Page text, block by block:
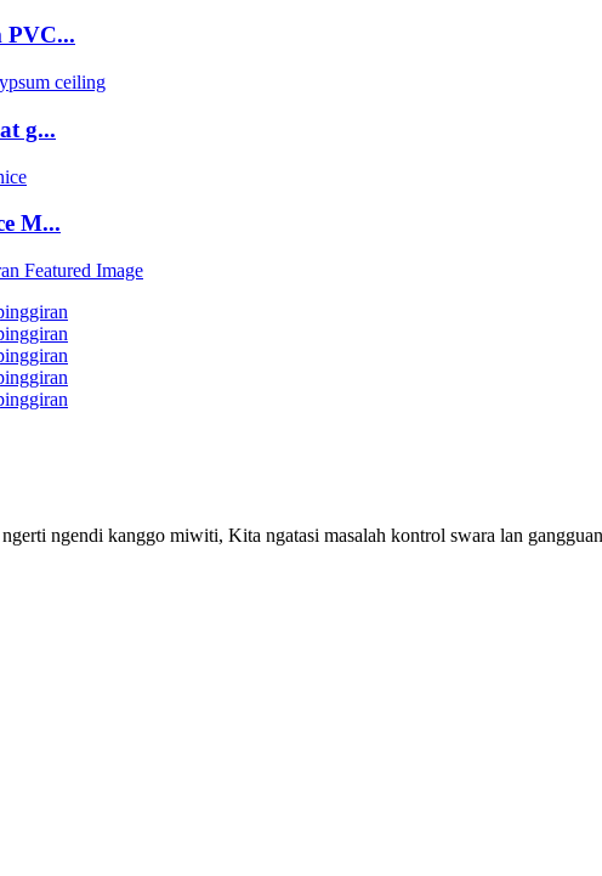
PVC...
g...
M...
ngendi kanggo miwiti, Kita ngatasi masalah kontrol swara lan